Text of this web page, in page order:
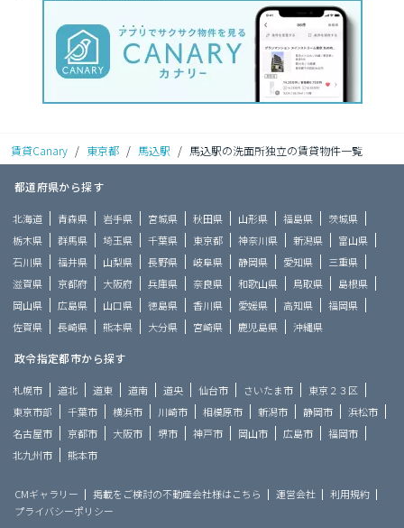
賃貸Canary / 東京都 / 馬込駅 / 馬込駅の洗面所独立の賃貸物件一覧
都道府県から探す
北海道 青森県 岩手県 宮城県 秋田県 山形県 福島県
茨城県
栃木県
群馬県 埼玉県 千葉県 東京都 神奈川県 新潟県
富山県
石川県
福井県 山梨県 長野県 岐阜県 静岡県 愛知県
三重県
滋賀県
京都府 大阪府 兵庫県 奈良県 和歌山県 鳥取県
島根県
岡山県
広島県 山口県 徳島県 香川県 愛媛県 高知県
福岡県
佐賀県
長崎県 熊本県 大分県 宮崎県 鹿児島県 沖縄県
政令指定都市から探す
札幌市 道北 道東 道南 道央 仙台市 さいたま市
東京２３区
東京市部
千葉市 横浜市 川崎市 相模原市 新潟市 静岡市
浜松市
名古屋市
京都市 大阪市 堺市 神戸市 岡山市 広島市
福岡市
北九州市
熊本市
CMギャラリー 掲載をご検討の不動産会社様はこちら 運営会社
利用規約
プライバシーポリシー